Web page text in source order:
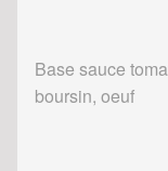
Base sauce
boursin, oeuf